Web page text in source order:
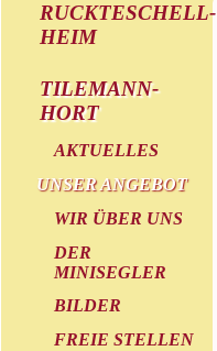
RUCKTESCHELL-
HEIM
TILEMANN-
HORT
AKTUELLES
UNSER ANGEBOT
WIR ÜBER UNS
DER
MINISEGLER
BILDER
FREIE STELLEN